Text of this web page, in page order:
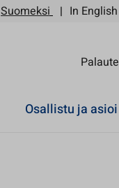
Suomeksi In English
Palaute
Osallistu ja asioi